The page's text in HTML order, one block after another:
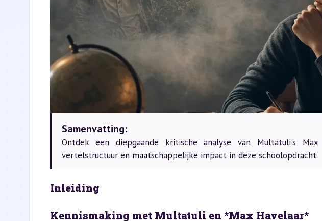
Samenvatting:
Ontdek een diepgaande kritische analyse van Multatuli's
vertelstructuur en maatschappelijke impact in deze schoolopdracht.
Inleiding
Kennismaking met Multatuli en *Max Havelaar*